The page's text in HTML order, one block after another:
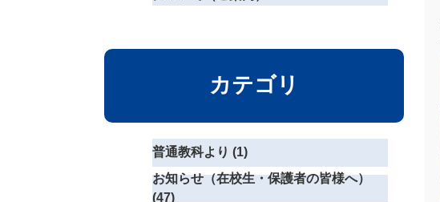
カテゴリ
普通教科より (1)
お知らせ（在校生・保護者の皆様へ）
(47)